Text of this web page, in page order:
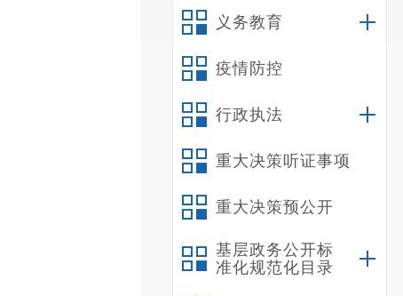
义务教育
疫情防控
行政执法
重大决策听证事项
重大决策预公开
基层政务公开标
准化规范化目录